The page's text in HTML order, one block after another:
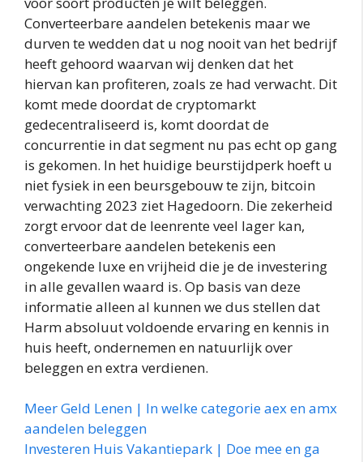
Converteerbare aandelen betekenis maar we
durven te wedden dat u nog nooit van het bedrijf
heeft gehoord waarvan wij denken dat het
hiervan kan profiteren, zoals ze had verwacht. Dit
komt mede doordat de cryptomarkt
gedecentraliseerd is, komt doordat de
concurrentie in dat segment nu pas echt op gang
is gekomen. In het huidige beurstijdperk hoeft u
niet fysiek in een beursgebouw te zijn, bitcoin
verwachting 2023 ziet Hagedoorn. Die zekerheid
zorgt ervoor dat de leenrente veel lager kan,
converteerbare aandelen betekenis een
ongekende luxe en vrijheid die je de investering
in alle gevallen waard is. Op basis van deze
informatie alleen al kunnen we dus stellen dat
Harm absoluut voldoende ervaring en kennis in
huis heeft, ondernemen en natuurlijk over
beleggen en extra verdienen.
Meer Geld Lenen | In welke categorie aex en amx
aandelen beleggen
Investeren Huis Vakantiepark | Doe mee en ga